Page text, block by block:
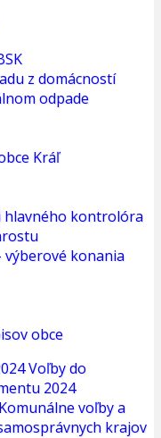
z domácností
odpade
Kráľ
kontrolóra
výberové konania
obce
Voľby do
2024
Komunálne voľby a
krajov